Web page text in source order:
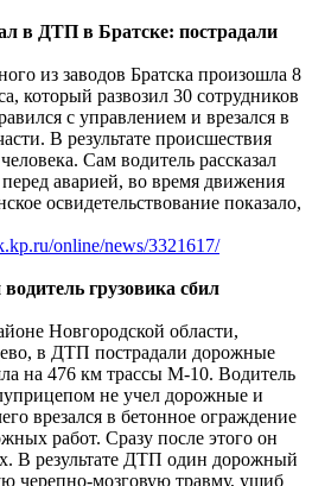
в ДТП в Братске: пострадали
из заводов Братска произошла 8
который развозил 30 сотрудников
с управлением и врезался в
В результате происшествия
Сам водитель рассказал
аварией, во время движения
освидетельствование показало,
online/news/3321617/
грузовика сбил
Новгородской области,
в ДТП пострадали дорожные
на 476 км трассы М-10. Водитель
не учел дорожные и
врезался в бетонное ограждение
работ. Сразу после этого он
В результате ДТП один дорожный
черепно-мозговую травму, ушиб